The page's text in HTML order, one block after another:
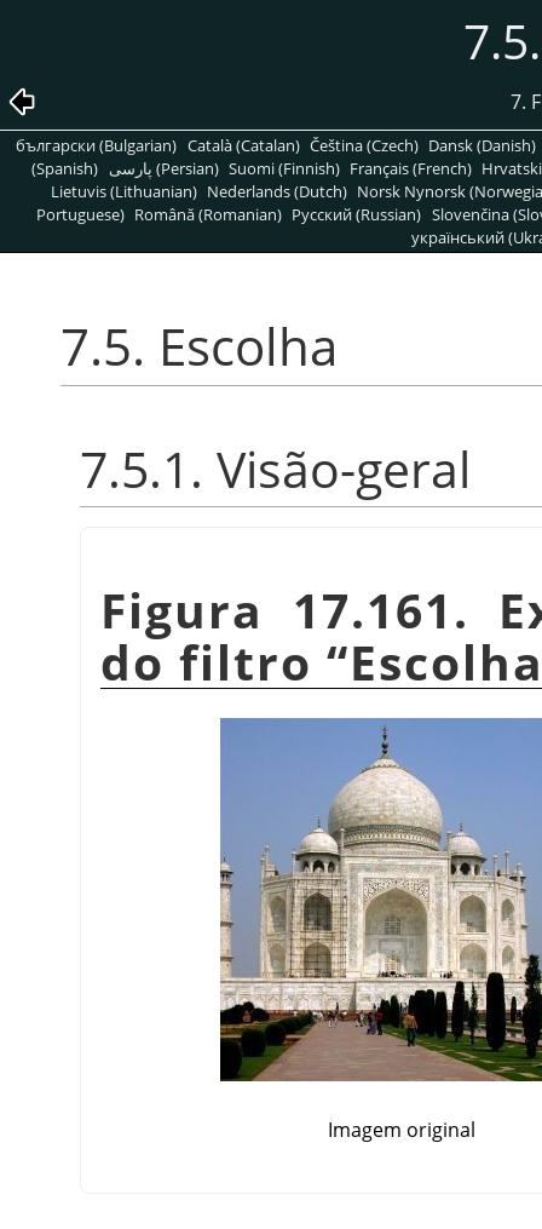
7.
български (Bulgarian) Català (Catalan) Čeština (Czech) Dansk (Danish)
(Spanish)
پارسی (Persian) Suomi (Finnish) Français (French)
Lietuvis (Lithuanian) Nederlands (Dutch) Norsk Nynorsk
Portuguese) Română (Romanian) Pусский (Russian) Slovenčina
український
7.5. Escolha
7.5.1. Visão-geral
Figura 17.161.
do filtro “
Imagem original